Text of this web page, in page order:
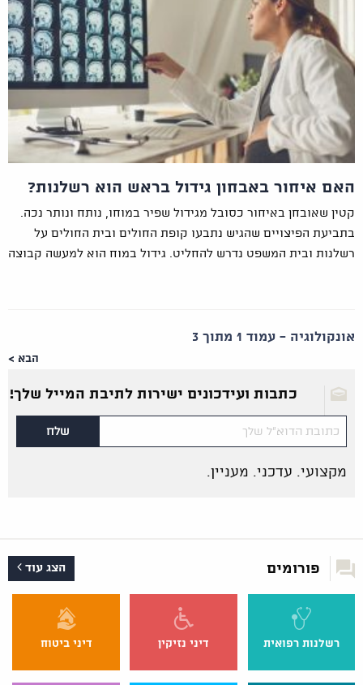
האם איחור באבחון גידול בראש הוא רשלנות?
קטין שאובחן באיחור כסובל מגידול שפיר במוחו, נותח ונותר נכה.
בתביעת הפיצויים שהגיש נתבעו קופת החולים ובית החולים על
רשלנות ובית המשפט נדרש להחליט. גידול במוח הוא למעשה קבוצה
אונקולוגיה - עמוד 1 מתוך 3
הבא >
כתבות ועידכונים ישירות לתיבת המייל שלך!
מקצועי. עדכני. מעניין.
פורומים הצג עוד
רשלנות רפואית דיני נזיקין דיני ביטוח